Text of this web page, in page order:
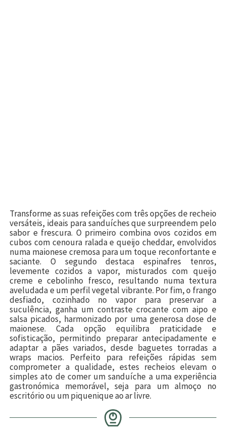
Transforme as suas refeições com três opções de recheio
versáteis, ideais para sanduíches que surpreendem pelo
sabor e frescura. O primeiro combina ovos cozidos em
cubos com cenoura ralada e queijo cheddar, envolvidos
numa maionese cremosa para um toque reconfortante e
saciante. O segundo destaca espinafres tenros,
levemente cozidos a vapor, misturados com queijo
creme e cebolinho fresco, resultando numa textura
aveludada e um perfil vegetal vibrante. Por fim, o frango
desfiado, cozinhado no vapor para preservar a
suculência, ganha um contraste crocante com aipo e
salsa picados, harmonizado por uma generosa dose de
maionese. Cada opção equilibra praticidade e
sofisticação, permitindo preparar antecipadamente e
adaptar a pães variados, desde baguetes torradas a
wraps macios. Perfeito para refeições rápidas sem
comprometer a qualidade, estes recheios elevam o
simples ato de comer um sanduíche a uma experiência
gastronómica memorável, seja para um almoço no
escritório ou um piquenique ao ar livre.